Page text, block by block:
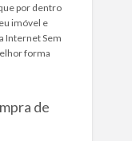
por dentro
imóvel e
Internet Sem
forma
de